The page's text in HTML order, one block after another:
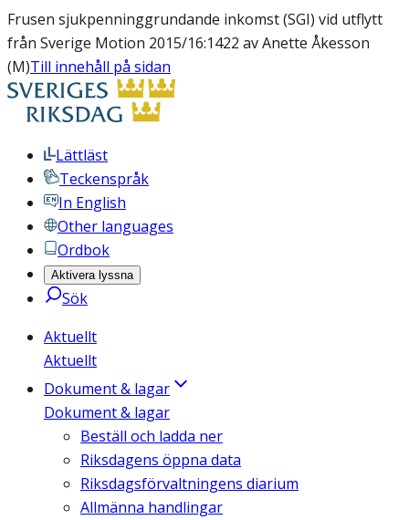
Frusen sjukpenninggrundande inkomst (SGI) vid utflytt
från Sverige Motion 2015/16:1422 av Anette Åkesson
(M)Till innehåll på sidan
Lättläst
Teckenspråk
In English
Other languages
Ordbok
Aktivera lyssna
Sök
Aktuellt
Aktuellt
Dokument & lagar
Dokument & lagar
Beställ och ladda ner
Riksdagens öppna data
Riksdagsförvaltningens diarium
Allmänna handlingar